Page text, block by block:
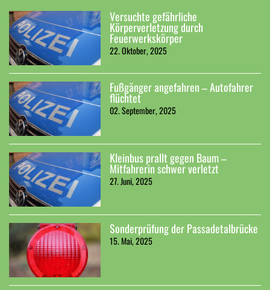
Versuchte gefährliche
Körperverletzung durch
Feuerwerkskörper
22. Oktober, 2025
Fußgänger angefahren – Autofahrer
flüchtet
02. September, 2025
Kleinbus prallt gegen Baum –
Mitfahrerin schwer verletzt
27. Juni, 2025
Sonderprüfung der Passadetalbrücke
15. Mai, 2025